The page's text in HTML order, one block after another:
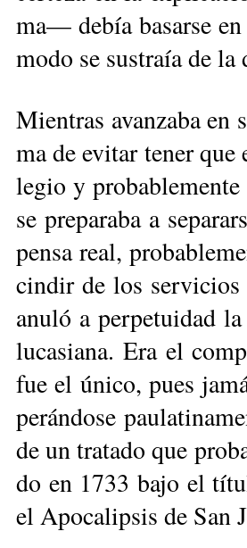
ma— de­bía ba­sar­se en
mo­do se sus­traía de
Mien­tras avan­za­ba
ma de evi­tar te­ner
le­gio y pro­ba­ble­men­te
se pre­pa­ra­ba a
pen­sa real,
cin­dir de los ser­vi­cios
anu­ló a per­pe­tui­dad
lu­ca­sia­na. Era el
fue el úni­co, pues
pe­rán­do­se
de un tra­ta­do que
do en 1733 ba­jo el
el Apo­ca­lip­sis de San